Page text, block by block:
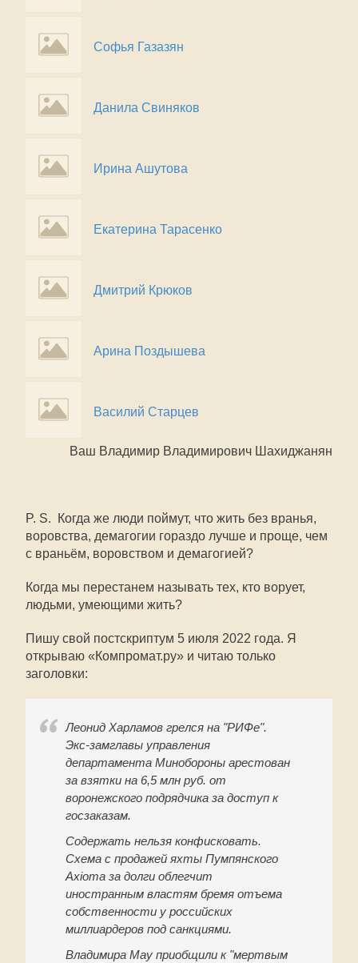
Софья Газазян
Данила Свиняков
Ирина Ашутова
Екатерина Тарасенко
Дмитрий Крюков
Арина Поздышева
Василий Старцев
Ваш Владимир Владимирович Шахиджанян
P. S. Когда же люди поймут, что жить без вранья,
воровства, демагогии гораздо лучше и проще, чем
с враньём, воровством и демагогией?
Когда мы перестанем называть тех, кто ворует,
людьми, умеющими жить?
Пишу свой постскриптум 5 июля 2022 года. Я
открываю «Компромат.ру» и читаю только
заголовки:
Леонид Харламов грелся на "РИФе".
Экс-замглавы управления
департамента Минобороны арестован
за взятки на 6,5 млн руб. от
воронежского подрядчика за доступ к
госзаказам.
Содержать нельзя конфисковать.
Схема с продажей яхты Пумпянского
Axioma за долги облегчит
иностранным властям бремя отъема
собственности у российских
миллиардеров под санкциями.
Владимира Мау приобщили к "мертвым